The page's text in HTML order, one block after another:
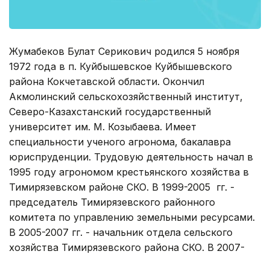
Жумабеков Булат Серикович родился 5 ноября
1972 года в п. Куйбышевское Куйбышевского
района Кокчетавской области. Окончил
Акмолинский сельскохозяйственный институт,
Северо-Казахстанский государственный
университет им. М. Козыбаева. Имеет
специальности ученого агронома, бакалавра
юриспруденции. Трудовую деятельность начал в
1995 году агрономом крестьянского хозяйства в
Тимирязевском районе СКО. В 1999-2005 гг. -
председатель Тимирязевского районного
комитета по управлению земельными ресурсами.
В 2005-2007 гг. - начальник отдела сельского
хозяйства Тимирязевского района СКО. В 2007-